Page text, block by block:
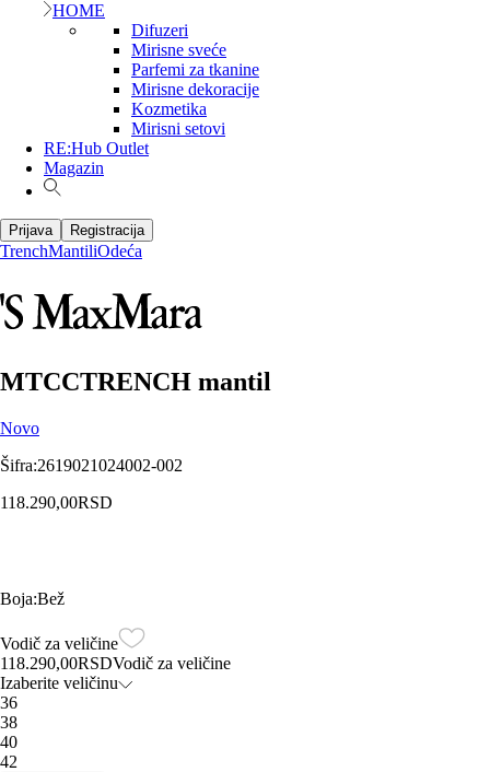
HOME
Difuzeri
Mirisne sveće
Parfemi za tkanine
Mirisne dekoracije
Kozmetika
Mirisni setovi
RE:Hub Outlet
Magazin
Prijava Registracija
TrenchMantiliOdeća
MTCCTRENCH mantil
Novo
Šifra:2619021024002-002
118.290,00RSD
Boja:Bež
Vodič za veličine
118.290,00RSDVodič za veličine
Izaberite veličinu
36
38
40
42